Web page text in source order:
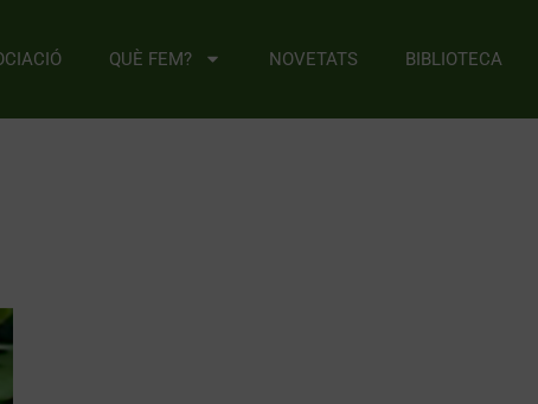
QUÈ FEM? NOVETATS BIBLIOTECA